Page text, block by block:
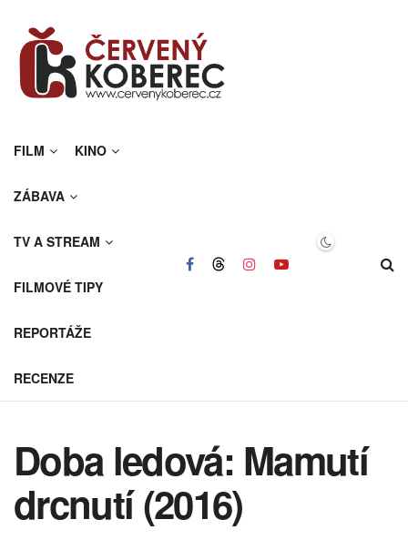
FILM KINO
ZÁBAVA
TV A STREAM
FILMOVÉ TIPY
REPORTÁŽE
RECENZE
Doba ledová: Mamutí
drcnutí (2016)